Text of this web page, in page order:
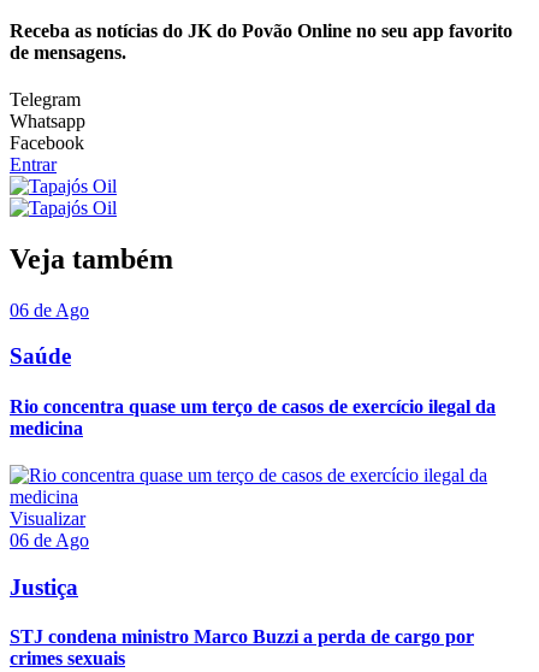
Receba as notícias do JK do Povão Online no seu app favorito
de mensagens.
Telegram
Whatsapp
Facebook
Entrar
Veja também
06 de Ago
Saúde
Rio concentra quase um terço de casos de exercício ilegal da
medicina
Visualizar
06 de Ago
Justiça
STJ condena ministro Marco Buzzi a perda de cargo por
crimes sexuais